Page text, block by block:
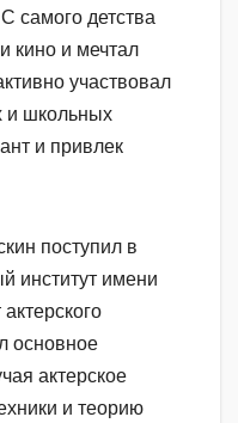
самого детства
кино и мечтал
участвовал
и школьных
и привлек
поступил в
институт имени
основное
актерское
и теорию